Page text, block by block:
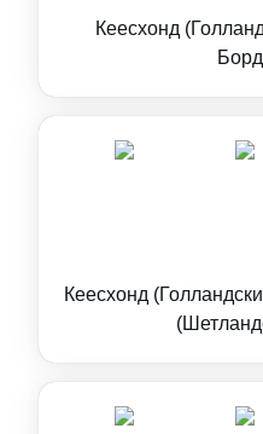
Кеесхонд
Кеесхонд